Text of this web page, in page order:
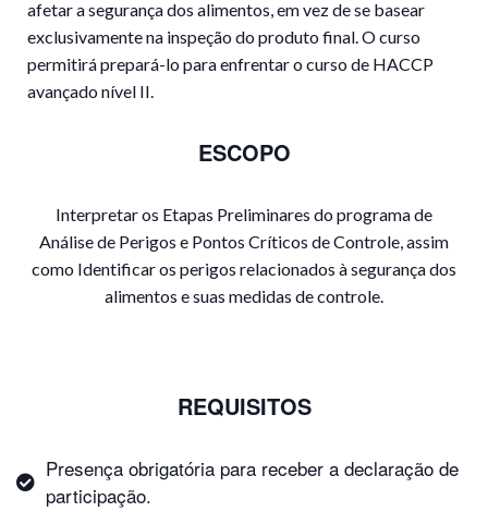
afetar a segurança dos alimentos, em vez de se basear
exclusivamente na inspeção do produto final. O curso
permitirá prepará-lo para enfrentar o curso de HACCP
avançado nível II.
ESCOPO
Interpretar os Etapas Preliminares do programa de
Análise de Perigos e Pontos Críticos de Controle, assim
como Identificar os perigos relacionados à segurança dos
alimentos e suas medidas de controle.
REQUISITOS
Presença obrigatória para receber a declaração de
participação.